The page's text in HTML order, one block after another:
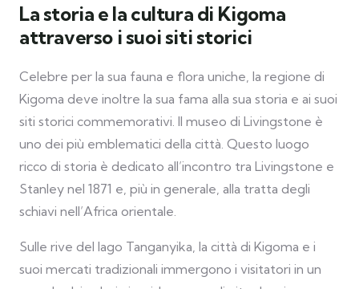
La storia e la cultura di Kigoma
attraverso i suoi siti storici
Celebre per la sua fauna e flora uniche, la regione di
Kigoma deve inoltre la sua fama alla sua storia e ai suoi
siti storici commemorativi. Il museo di Livingstone è
uno dei più emblematici della città. Questo luogo
ricco di storia è dedicato all’incontro tra Livingstone e
Stanley nel 1871 e, più in generale, alla tratta degli
schiavi nell’Africa orientale.
Sulle rive del lago Tanganyika, la città di Kigoma e i
suoi mercati tradizionali immergono i visitatori in un